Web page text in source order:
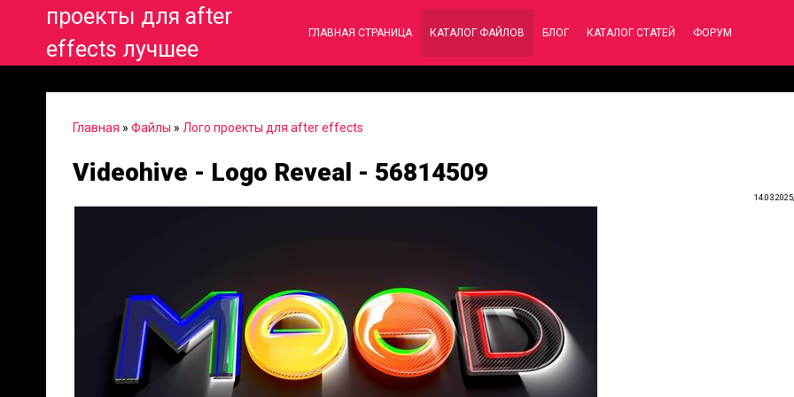
проекты для after
effects лучшее
ГЛАВНАЯ СТРАНИЦА КАТАЛОГ ФАЙЛОВ БЛОГ КАТАЛОГ СТАТЕЙ ФОРУМ
Главная » Файлы » Лого проекты для after effects
Videohive - Logo Reveal - 56814509